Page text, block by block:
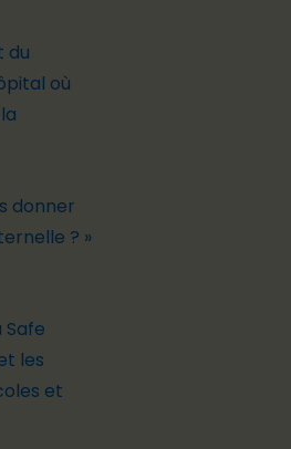
du
où
donner
? »
Safe
les
et